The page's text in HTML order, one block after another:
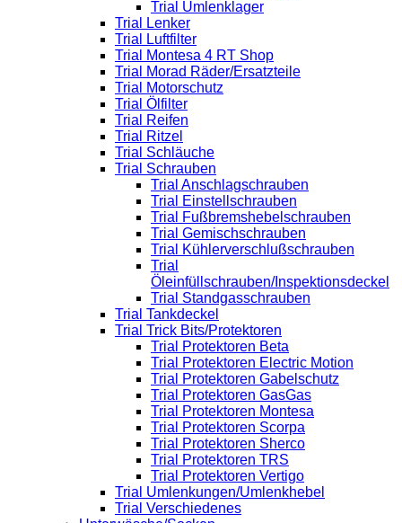
Trial Umlenklager
Trial Lenker
Trial Luftfilter
Trial Montesa 4 RT Shop
Trial Morad Räder/Ersatzteile
Trial Motorschutz
Trial Ölfilter
Trial Reifen
Trial Ritzel
Trial Schläuche
Trial Schrauben
Trial Anschlagschrauben
Trial Einstellschrauben
Trial Fußbremshebelschrauben
Trial Gemischschrauben
Trial Kühlerverschlußschrauben
Trial
Öleinfüllschrauben/Inspektionsdeckel
Trial Standgasschrauben
Trial Tankdeckel
Trial Trick Bits/Protektoren
Trial Protektoren Beta
Trial Protektoren Electric Motion
Trial Protektoren Gabelschutz
Trial Protektoren GasGas
Trial Protektoren Montesa
Trial Protektoren Scorpa
Trial Protektoren Sherco
Trial Protektoren TRS
Trial Protektoren Vertigo
Trial Umlenkungen/Umlenkhebel
Trial Verschiedenes